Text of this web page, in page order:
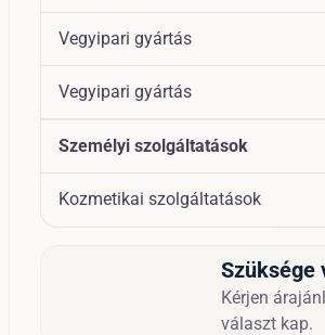
Vegyipari gyártás
Vegyipari gyártás
Személyi szolgáltatások
Kozmetikai szolgáltatások
Szüksége
Kérjen
választ kap.